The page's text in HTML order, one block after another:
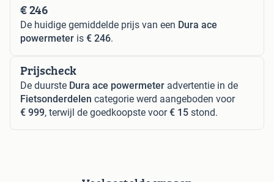
€ 246
De huidige gemiddelde prijs van een Dura ace
powermeter is € 246.
Prijscheck
De duurste Dura ace powermeter advertentie in de
Fietsonderdelen categorie werd aangeboden voor
€ 999, terwijl de goedkoopste voor€ 15 stond.